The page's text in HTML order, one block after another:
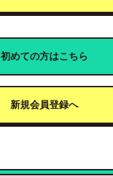
初めての方はこちら
新規会員登録へ